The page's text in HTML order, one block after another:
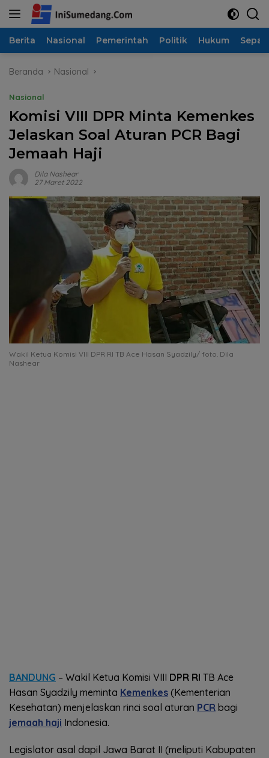
Langsung
Berita Nasional Pemerintah Politik Hukum
Beranda Nasional
Nasional
Komisi VIII DPR Minta Kemenkes
Jelaskan Soal Aturan PCR Bagi
Jemaah Haji
Dila Nashear
27 Maret 2022
Wakil Ketua Komisi VIII DPR RI TB Ace Hasan Syadzily/ foto. Dila
Nashear
BANDUNG – Wakil Ketua Komisi VIII DPR RI TB Ace
Hasan Syadzily meminta Kemenkes (Kementerian
Kesehatan) menjelaskan rinci soal aturan PCR bagi
jemaah haji Indonesia.
Legislator asal dapil Jawa Barat II (meliputi Kabupaten